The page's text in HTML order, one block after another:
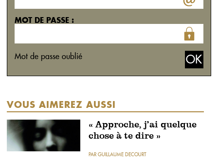
MOT DE PASSE :
Mot de passe oublié
VOUS AIMEREZ AUSSI
« Approche, j’ai quelque
chose à te dire »
PAR GUILLAUME DECOURT